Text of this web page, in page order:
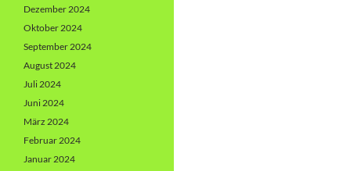
Dezember 2024
Oktober 2024
September 2024
August 2024
Juli 2024
Juni 2024
März 2024
Februar 2024
Januar 2024